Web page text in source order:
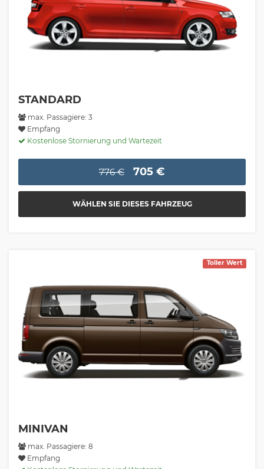
STANDARD
max. Passagiere: 3
Empfang
Kostenlose Stornierung und Wartezeit
776 € 705 €
WÄHLEN SIE DIESES FAHRZEUG
Toller Wert
MINIVAN
max. Passagiere: 8
Empfang